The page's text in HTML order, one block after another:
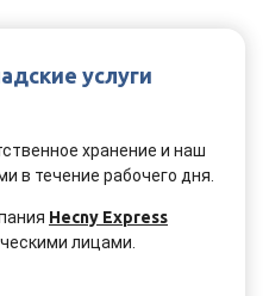
услуги
хранение и наш
в течение рабочего дня
Hecny Express
лицами.